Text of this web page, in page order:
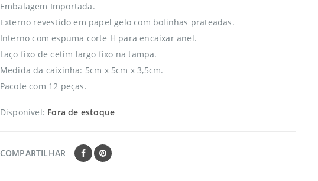
Embalagem Importada.
Externo revestido em papel gelo com bolinhas prateadas.
Interno com espuma corte H para encaixar anel.
Laço fixo de cetim largo fixo na tampa.
Medida da caixinha: 5cm x 5cm x 3,5cm.
Pacote com 12 peças.
Disponível: Fora de estoque
COMPARTILHAR